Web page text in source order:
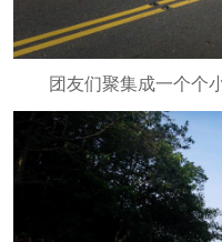
团友们聚集成一个个